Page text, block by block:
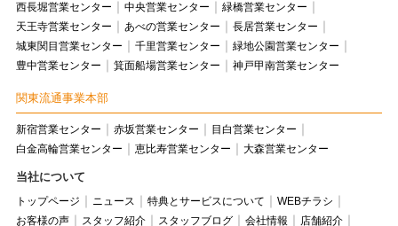
西長堀営業センター
中央営業センター
緑橋営業センター
天王寺営業センター
あべの営業センター
長居営業センター
城東関目営業センター
千里営業センター
緑地公園営業センター
豊中営業センター
箕面船場営業センター 神戸甲南営業センター
関東流通事業本部
新宿営業センター 赤坂営業センター
目白営業センター
白金高輪営業センター
恵比寿営業センター 大森営業センター
当社について
トップページ ニュース 特典とサービスについて
WEBチラシ
お客様の声
スタッフ紹介 スタッフブログ 会社情報
店舗紹介